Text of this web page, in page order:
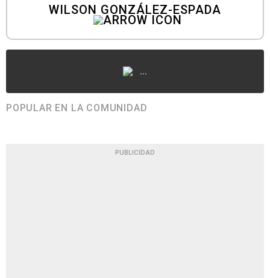
WILSON GONZÁLEZ-ESPADA
...
POPULAR EN LA COMUNIDAD
PUBLICIDAD